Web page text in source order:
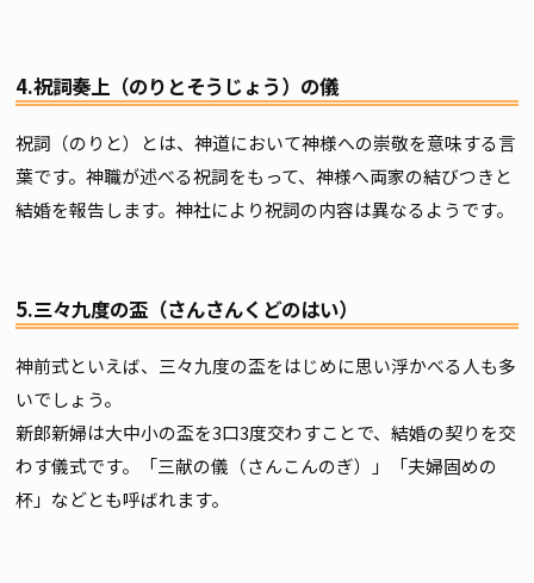
4.祝詞奏上（のりとそうじょう）の儀
祝詞（のりと）とは、神道において神様への崇敬を意味する言
葉です。神職が述べる祝詞をもって、神様へ両家の結びつきと
結婚を報告します。神社により祝詞の内容は異なるようです。
5.三々九度の盃（さんさんくどのはい）
神前式といえば、三々九度の盃をはじめに思い浮かべる人も多
いでしょう。
新郎新婦は大中小の盃を3口3度交わすことで、結婚の契りを交
わす儀式です。「三献の儀（さんこんのぎ）」「夫婦固めの
杯」などとも呼ばれます。